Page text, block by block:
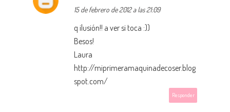
15 de febrero de 2012 a las 21:09
q ilusión!! a ver si toca :))
Besos!
Laura
http://miprimeramaquinadecoser.blog
spot.com/
Responder